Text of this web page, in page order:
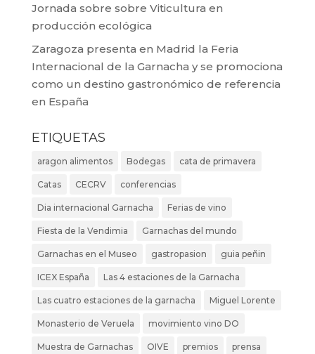
Jornada sobre sobre Viticultura en
producción ecológica
Zaragoza presenta en Madrid la Feria
Internacional de la Garnacha y se promociona
como un destino gastronómico de referencia
en España
ETIQUETAS
aragon alimentos Bodegas cata de primavera
Catas CECRV conferencias
Dia internacional Garnacha Ferias de vino
Fiesta de la Vendimia Garnachas del mundo
Garnachas en el Museo gastropasion guia peñin
ICEX España Las 4 estaciones de la Garnacha
Las cuatro estaciones de la garnacha Miguel Lorente
Monasterio de Veruela movimiento vino DO
Muestra de Garnachas OIVE premios prensa